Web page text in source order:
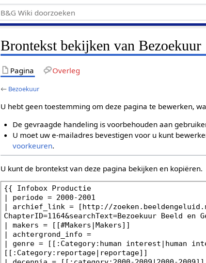
Brontekst bekijken van Bezoekuur
Pagina Overleg
← Bezoekuur
U hebt geen toestemming om deze pagina te bewerken,
De gevraagde handeling is voorbehouden aan
U moet uw e-mailadres bevestigen voor u kunt
voorkeuren.
U kunt de brontekst van deze pagina bekijken en kopiëren.